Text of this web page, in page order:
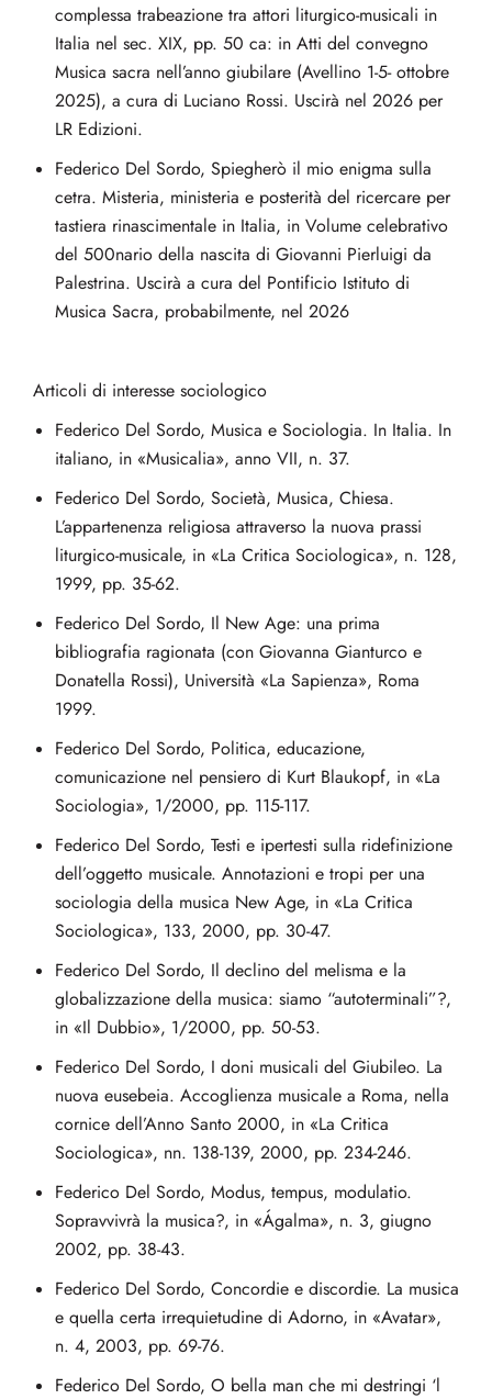
complessa trabeazione tra attori liturgico-musicali in
Italia nel sec. XIX, pp. 50 ca: in Atti del convegno
Musica sacra nell’anno giubilare (Avellino 1-5- ottobre
2025), a cura di Luciano Rossi. Uscirà nel 2026 per
LR Edizioni.
Federico Del Sordo, Spiegherò il mio enigma sulla
cetra. Misteria, ministeria e posterità del ricercare per
tastiera rinascimentale in Italia, in Volume celebrativo
del 500nario della nascita di Giovanni Pierluigi da
Palestrina. Uscirà a cura del Pontificio Istituto di
Musica Sacra, probabilmente, nel 2026
Articoli di interesse sociologico
Federico Del Sordo, Musica e Sociologia. In Italia. In
italiano, in «Musicalia», anno VII, n. 37.
Federico Del Sordo, Società, Musica, Chiesa.
L’appartenenza religiosa attraverso la nuova prassi
liturgico-musicale, in «La Critica Sociologica», n. 128,
1999, pp. 35-62.
Federico Del Sordo, Il New Age: una prima
bibliografia ragionata (con Giovanna Gianturco e
Donatella Rossi), Università «La Sapienza», Roma
1999.
Federico Del Sordo, Politica, educazione,
comunicazione nel pensiero di Kurt Blaukopf, in «La
Sociologia», 1/2000, pp. 115-117.
Federico Del Sordo, Testi e ipertesti sulla ridefinizione
dell’oggetto musicale. Annotazioni e tropi per una
sociologia della musica New Age, in «La Critica
Sociologica», 133, 2000, pp. 30-47.
Federico Del Sordo, Il declino del melisma e la
globalizzazione della musica: siamo “autoterminali”?,
in «Il Dubbio», 1/2000, pp. 50-53.
Federico Del Sordo, I doni musicali del Giubileo. La
nuova eusebeia. Accoglienza musicale a Roma, nella
cornice dell’Anno Santo 2000, in «La Critica
Sociologica», nn. 138-139, 2000, pp. 234-246.
Federico Del Sordo, Modus, tempus, modulatio.
Sopravvivrà la musica?, in «Ágalma», n. 3, giugno
2002, pp. 38-43.
Federico Del Sordo, Concordie e discordie. La musica
e quella certa irrequietudine di Adorno, in «Avatar»,
n. 4, 2003, pp. 69-76.
Federico Del Sordo, O bella man che mi destringi ‘l